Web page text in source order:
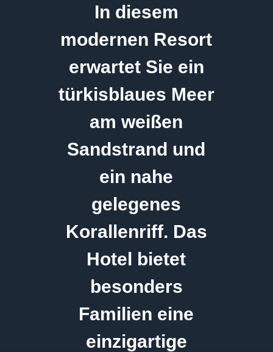
In diesem
modernen Resort
erwartet Sie ein
türkisblaues Meer
am weißen
Sandstrand und
ein nahe
gelegenes
Korallenriff. Das
Hotel bietet
besonders
Familien eine
einzigartige